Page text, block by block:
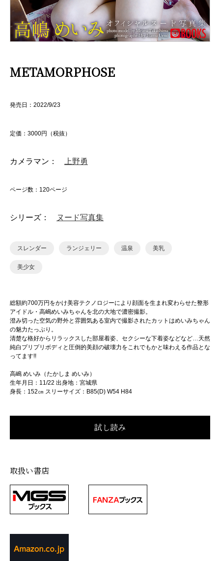
METAMORPHOSE
発売日：2022/9/23
定価：3000円（税抜）
カメラマン： 上野勇
ページ数：120ページ
シリーズ： ヌード写真集
スレンダー ランジェリー 温泉 美乳
美少女
総額約700万円をかけ美容テクノロジーにより顔面を生まれ変わらせた整形
アイドル・高嶋めいみちゃんを北の大地で濃密撮影。
澄み切った空気の野外と雰囲気ある室内で撮影されたカットはめいみちゃん
の魅力たっぷり。
清楚な格好からリラックスした部屋着姿、セクシーな下着姿などなど…天然
純白プリプリボディと圧倒的美顔の破壊力をこれでもかと味わえる作品とな
ってます!!
高嶋 めいみ（たかしま めいみ）
生年月日：11/22 出身地：宮城県
身長：152㎝ スリーサイズ：B85(D) W54 H84
取扱い書店